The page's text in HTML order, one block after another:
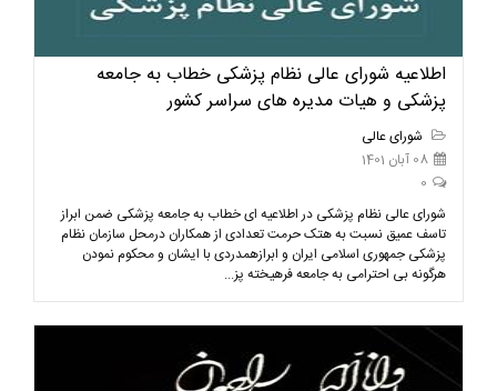
اطلاعیه شورای عالی نظام پزشکی خطاب به جامعه
پزشکی و هیات مدیره های سراسر کشور
شورای عالی
08 آبان 1401
0
شورای عالی نظام پزشکی در اطلاعیه ای خطاب به جامعه پزشکی ضمن ابراز
تاسف عمیق نسبت به هتک حرمت تعدادی از همکاران درمحل سازمان نظام
پزشکی جمهوری اسلامی ایران و ابرازهمدردی با ایشان و محکوم نمودن
هرگونه بی احترامی به جامعه فرهیخته پز...